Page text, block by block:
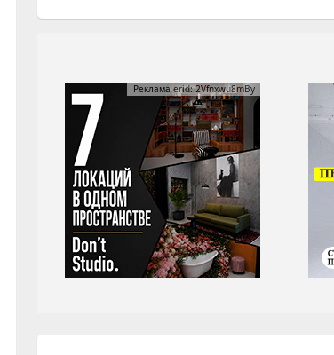
Реклама erid: 2Vfnxwu8mBy